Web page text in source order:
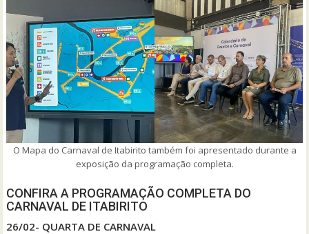
O Mapa do Carnaval de Itabirito também foi apresentado durante a
exposição da programação completa.
CONFIRA A PROGRAMAÇÃO COMPLETA DO
CARNAVAL DE ITABIRITO
26/02- QUARTA DE CARNAVAL